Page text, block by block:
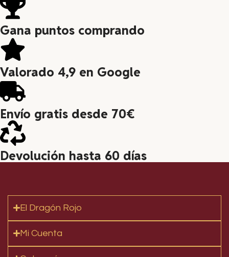
Gana puntos comprando
Valorado 4,9 en Google
Envío gratis desde 70€
Devolución hasta 60 días
El Dragón Rojo
Mi Cuenta